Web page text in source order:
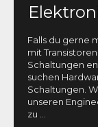
Falls du gerne
mit
Schaltungen
suchen
Schaltungen.
unseren
zu